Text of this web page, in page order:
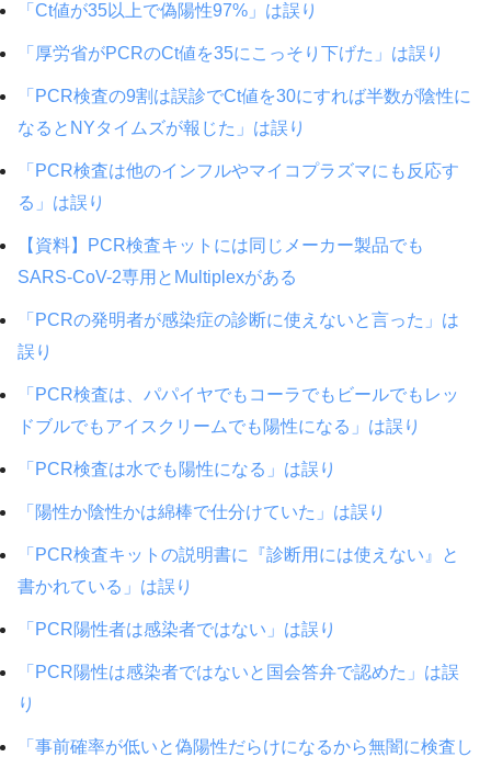
「Ct値が35以上で偽陽性97%」は誤り
「厚労省がPCRのCt値を35にこっそり下げた」は誤り
「PCR検査の9割は誤診でCt値を30にすれば半数が陰性に
なるとNYタイムズが報じた」は誤り
「PCR検査は他のインフルやマイコプラズマにも反応す
る」は誤り
【資料】PCR検査キットには同じメーカー製品でも
SARS-CoV-2専用とMultiplexがある
「PCRの発明者が感染症の診断に使えないと言った」は
誤り
「PCR検査は、パパイヤでもコーラでもビールでもレッ
ドブルでもアイスクリームでも陽性になる」は誤り
「PCR検査は水でも陽性になる」は誤り
「陽性か陰性かは綿棒で仕分けていた」は誤り
「PCR検査キットの説明書に『診断用には使えない』と
書かれている」は誤り
「PCR陽性者は感染者ではない」は誤り
「PCR陽性は感染者ではないと国会答弁で認めた」は誤
り
「事前確率が低いと偽陽性だらけになるから無闇に検査し